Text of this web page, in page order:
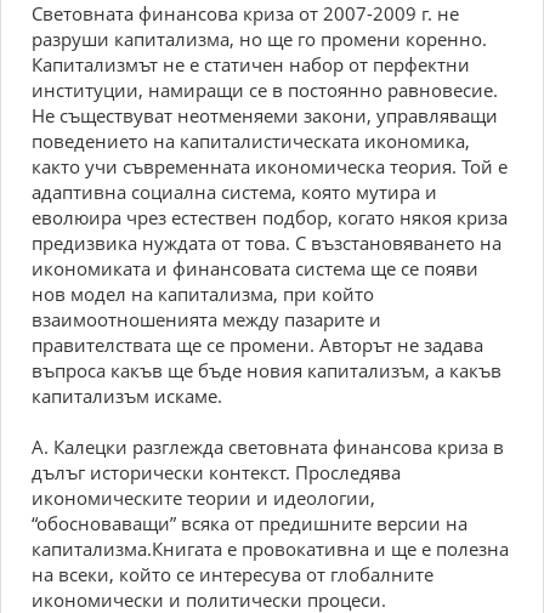
Световната финансова криза от 2007-2009 г. не
разруши капитализма, но ще го промени коренно.
Капитализмът не е статичен набор от перфектни
институции, намиращи се в постоянно равновесие.
Не съществуват неотменяеми закони, управляващи
поведението на капиталистическата икономика,
както учи съвременната икономическа теория. Той е
адаптивна социална система, която мутира и
еволюира чрез естествен подбор, когато някоя криза
предизвика нуждата от това. С възстановяването на
икономиката и финансовата система ще се появи
нов модел на капитализма, при който
взаимоотношенията между пазарите и
правителствата ще се промени. Авторът не задава
въпроса какъв ще бъде новия капитализъм, а какъв
капитализъм искаме.
А. Калецки разглежда световната финансова криза в
дълъг исторически контекст. Проследява
икономическите теории и идеологии,
“обосноваващи” всяка от предишните версии на
капитализма.Книгата е провокативна и ще е полезна
на всеки, който се интересува от глобалните
икономически и политически процеси.